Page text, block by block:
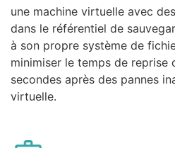
une machine virtuelle avec
dans le référentiel de
à son propre système de
minimiser le temps de reprise
secondes après des pannes
virtuelle.